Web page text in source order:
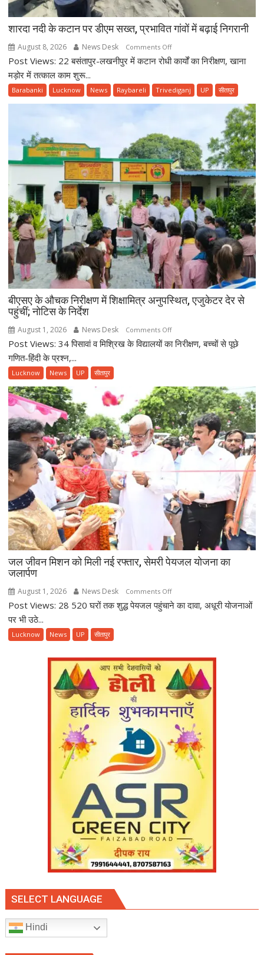
शारदा नदी के कटान पर डीएम सख्त, प्रभावित गांवों में बढ़ाई निगरानी
August 8, 2026 News Desk Comments Offon
शारदा
के
कटान
सख्त,
प्रभावित
गांवों
में
बढ़ाई
निगरानी
Post Views: 22 बसंतापुर-लखनीपुर में कटान रोधी कार्यों का निरीक्षण, खाना
मड़ोर में तत्काल काम शुरू...
Barabanki Lucknow News Raybareli Trivediganj UP सीतापुर
बीएसए के औचक निरीक्षण में शिक्षामित्र अनुपस्थित, एजुकेटर देर से
पहुंचीं; नोटिस के निर्देश
August 1, 2026 News Desk Comments Offon
बीएसए
में
शिक्षामित्र
अनुपस्थित,
एजुकेटर
देर
से
पहुंचीं;
नोटिस
के
निर्देश
Post Views: 34 पिसावां व मिश्रिख के विद्यालयों का निरीक्षण, बच्चों से पूछे
गणित-हिंदी के प्रश्न,...
Lucknow News UP सीतापुर
जल जीवन मिशन को मिली नई रफ्तार, सेमरी पेयजल योजना का
जलार्पण
August 1, 2026 News Desk Comments Offon
जल
मिली
नई
रफ्तार,
सेमरी
पेयजल
योजना
जलार्पण
Post Views: 28 520 घरों तक शुद्ध पेयजल पहुंचाने का दावा, अधूरी योजनाओं
पर भी उठे...
Lucknow News UP सीतापुर
SELECT LANGUAGE
Hindi